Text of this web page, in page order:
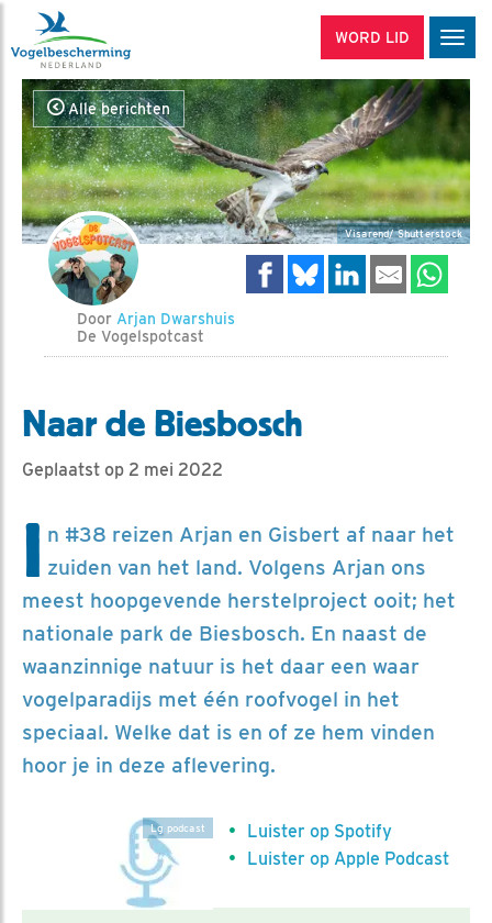
WORD LID
Alle berichten
Visarend/ Shutterstock
Door Arjan Dwarshuis
De Vogelspotcast
Naar de Biesbosch
Geplaatst op 2 mei 2022
I n #38 reizen Arjan en Gisbert af naar het
zuiden van het land. Volgens Arjan ons
meest hoopgevende herstelproject ooit; het
nationale park de Biesbosch. En naast de
waanzinnige natuur is het daar een waar
vogelparadijs met één roofvogel in het
speciaal. Welke dat is en of ze hem vinden
hoor je in deze aflevering.
Lg podcast
Luister op Spotify
Luister op Apple Podcast